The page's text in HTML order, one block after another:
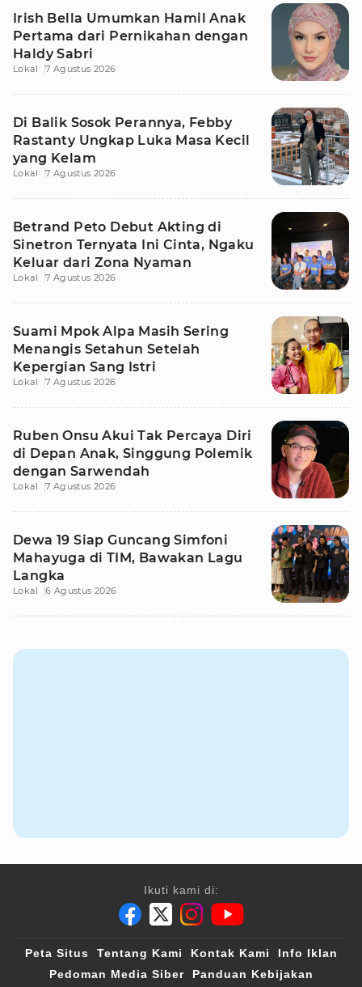
Irish Bella Umumkan Hamil Anak
Pertama dari Pernikahan dengan
Haldy Sabri
Lokal 7 Agustus 2026
Di Balik Sosok Perannya, Febby
Rastanty Ungkap Luka Masa Kecil
yang Kelam
Lokal 7 Agustus 2026
Betrand Peto Debut Akting di
Sinetron Ternyata Ini Cinta, Ngaku
Keluar dari Zona Nyaman
Lokal 7 Agustus 2026
Suami Mpok Alpa Masih Sering
Menangis Setahun Setelah
Kepergian Sang Istri
Lokal 7 Agustus 2026
Ruben Onsu Akui Tak Percaya Diri
di Depan Anak, Singgung Polemik
dengan Sarwendah
Lokal 7 Agustus 2026
Dewa 19 Siap Guncang Simfoni
Mahayuga di TIM, Bawakan Lagu
Langka
Lokal 6 Agustus 2026
Ikuti kami di:
Peta Situs Tentang Kami Kontak Kami
Info Iklan
Pedoman Media Siber
Panduan Kebijakan